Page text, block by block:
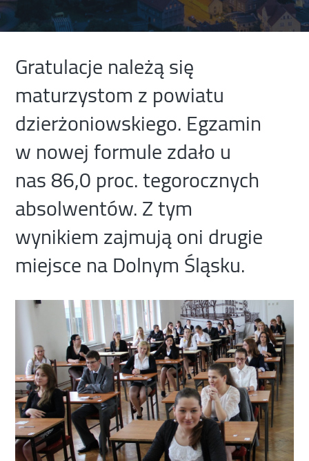
Gratulacje należą się
maturzystom z powiatu
dzierżoniowskiego. Egzamin
w nowej formule zdało u
nas 86,0 proc. tegorocznych
absolwentów. Z tym
wynikiem zajmują oni drugie
miejsce na Dolnym Śląsku.